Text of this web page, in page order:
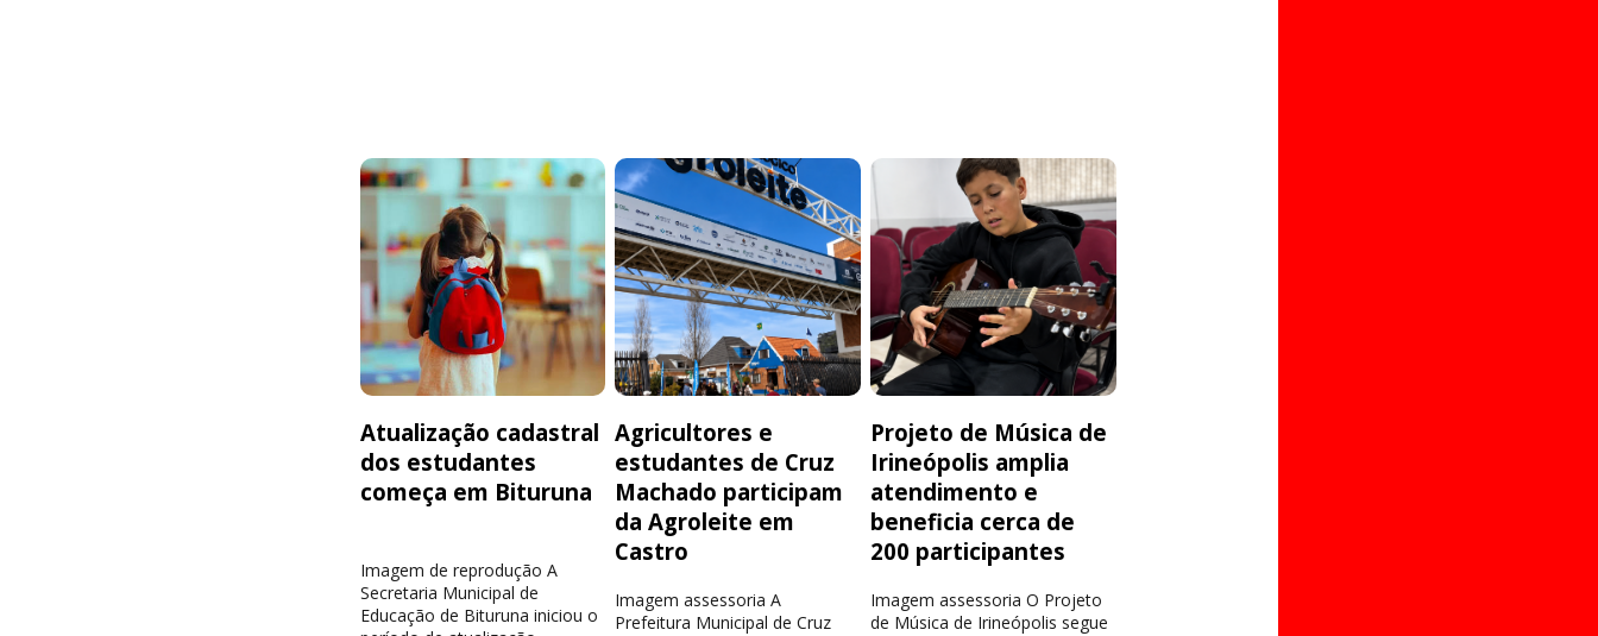
Atualização cadastral
dos estudantes
começa em Bituruna
Imagem de reprodução A
Secretaria Municipal de
Educação de Bituruna iniciou o
Agricultores e
estudantes de Cruz
Machado participam
da Agroleite em
Castro
Imagem assessoria A
Prefeitura Municipal de Cruz
Projeto de Música de
Irineópolis amplia
atendimento e
beneficia cerca de
200 participantes
Imagem assessoria O Projeto
de Música de Irineópolis segue